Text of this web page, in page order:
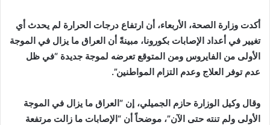
أكدت وزارة الصحة، الأربعاء، أن ارتفاع درجات الحرارة لم يحدث أي
تغيير في أعداد الإصابات بكورونا، مبينةً أن العراق ما يزال في الموجة
الأولى من الفايروس ومن المتوقع تعرضه لموجة جديدة “في ظل
عدم توفر العلاج وعدم التزام المواطنين”.
وقال وكيل الوزارة حازم الجميلي، إن “العراق ما يزال في الموجة
الأولى ولم تنته حتى الآن”، موضحاً أن “الإصابات ما زالت مرتفعة